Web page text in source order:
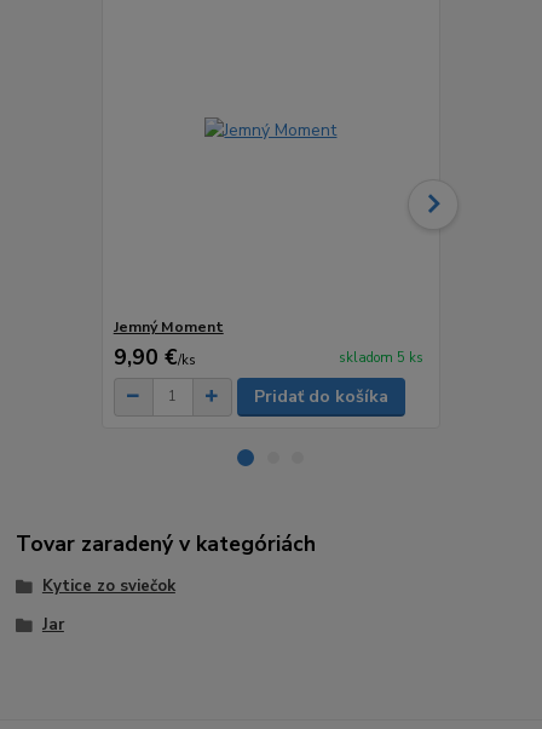
Jemný Moment
9,90 €/ks skladom 5 ks
Pridať do košíka
Tovar zaradený v kategóriách
Kytice zo sviečok
Jar